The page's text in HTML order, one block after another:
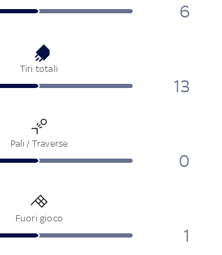
6
Tiri totali
13
Pali / Traverse
0
Fuori gioco
1